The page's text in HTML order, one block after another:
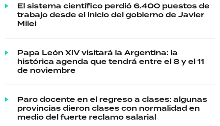
El sistema científico perdió 6.400 puestos de
trabajo desde el inicio del gobierno de Javier
Milei
Papa León XIV visitará la Argentina: la
histórica agenda que tendrá entre el 8 y el 11
de noviembre
Paro docente en el regreso a clases: algunas
provincias dieron clases con normalidad en
medio del fuerte reclamo salarial